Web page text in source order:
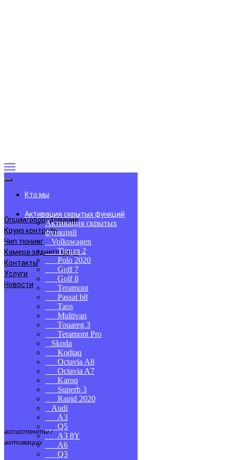
Ташкентская 28с1
Знаменская 5
ассистенты /
активации
+7 (495) 109-42-00
Опции/оборудование
Круиз контроль
Чип тюнинг
Камера заднего вида
Контакты
Услуги
Новости
Кто мы
Активация скрытых функций
Активация скрытых
функций
Volkswagen
Tiguan 2
Polo 2020
Golf 7
Golf 8
Teramont
Passat b8
Taos
Multivan
Touareg 3
Teramont Pro
Skoda
Kodiaq
Octavia A8
Octavia A7
Karoq
Superb 3
Rapid 2020
Audi
A3
Q5
А3 8Y
A6
Q3